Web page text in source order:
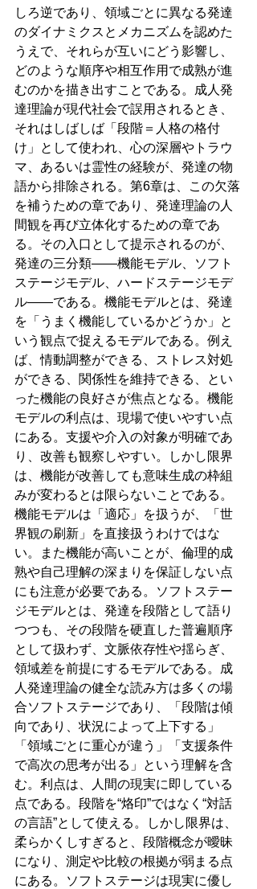
しろ逆であり、領域ごとに異なる発達
のダイナミクスとメカニズムを認めた
うえで、それらが互いにどう影響し、
どのような順序や相互作用で成熟が進
むのかを描き出すことである。成人発
達理論が現代社会で誤用されるとき、
それはしばしば「段階＝人格の格付
け」として使われ、心の深層やトラウ
マ、あるいは霊性の経験が、発達の物
語から排除される。第6章は、この欠落
を補うための章であり、発達理論の人
間観を再び立体化するための章であ
る。その入口として提示されるのが、
発達の三分類――機能モデル、ソフト
ステージモデル、ハードステージモデ
ル――である。機能モデルとは、発達
を「うまく機能しているかどうか」と
いう観点で捉えるモデルである。例え
ば、情動調整ができる、ストレス対処
ができる、関係性を維持できる、とい
った機能の良好さが焦点となる。機能
モデルの利点は、現場で使いやすい点
にある。支援や介入の対象が明確であ
り、改善も観察しやすい。しかし限界
は、機能が改善しても意味生成の枠組
みが変わるとは限らないことである。
機能モデルは「適応」を扱うが、「世
界観の刷新」を直接扱うわけではな
い。また機能が高いことが、倫理的成
熟や自己理解の深まりを保証しない点
にも注意が必要である。ソフトステー
ジモデルとは、発達を段階として語り
つつも、その段階を硬直した普遍順序
として扱わず、文脈依存性や揺らぎ、
領域差を前提にするモデルである。成
人発達理論の健全な読み方は多くの場
合ソフトステージであり、「段階は傾
向であり、状況によって上下する」
「領域ごとに重心が違う」「支援条件
で高次の思考が出る」という理解を含
む。利点は、人間の現実に即している
点である。段階を“烙印”ではなく“対話
の言語”として使える。しかし限界は、
柔らかくしすぎると、段階概念が曖昧
になり、測定や比較の根拠が弱まる点
にある。ソフトステージは現実に優し